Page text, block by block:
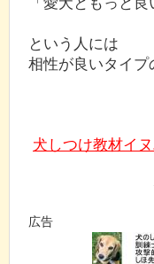
という人には
相性が良いタイプ
犬しつけ教材イ
広告